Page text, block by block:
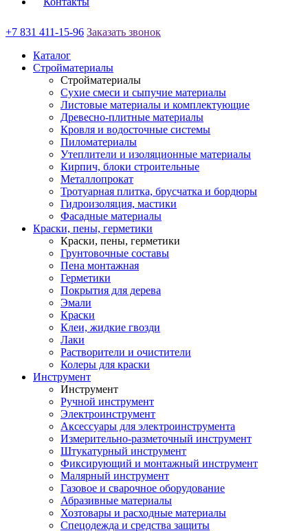
+7 831 411-15-96 Заказать звонок
Каталог
Стройматериалы
Стройматериалы
Сухие смеси и сыпучие материалы
Листовые материалы и комплектующие
Древесно-плитные материалы
Кровля и водосточные системы
Пиломатериалы
Утеплители и изоляционные материалы
Кирпич, блоки строительные
Металлопрокат
Тротуарная плитка, брусчатка и бордюры
Гидроизоляция, мастики
Фасадные материалы
Краски, пены, герметики
Краски, пены, герметики
Грунтовочные составы
Пена монтажная
Герметики
Покрытия для дерева
Эмали
Краски
Клеи, жидкие гвозди
Лаки
Растворители и очистители
Колеры для краски
Инструмент
Инструмент
Ручной инструмент
Электроинструмент
Аксессуары для электроинструмента
Измерительно-разметочный инструмент
Штукатурный инструмент
Фиксирующий и монтажный инструмент
Малярный инструмент
Газовое и сварочное оборудование
Абразивные материалы
Хозтовары и расходные материалы
Спецодежда и средства защиты